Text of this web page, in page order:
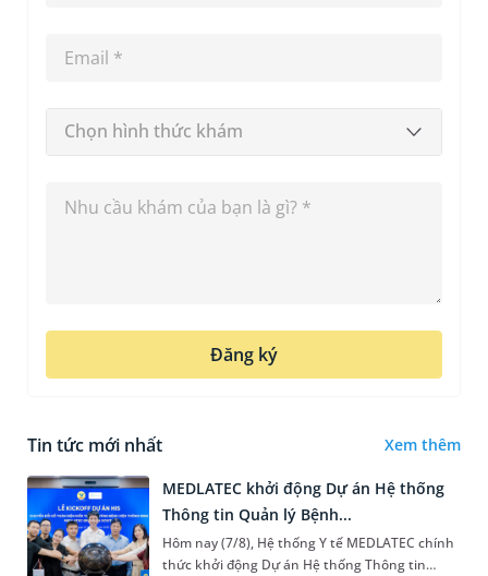
Chọn hình thức khám
Đăng ký
Tin tức mới nhất Xem thêm
MEDLATEC khởi động Dự án Hệ thống
Thông tin Quản lý Bệnh...
Hôm nay (7/8), Hệ thống Y tế MEDLATEC chính
thức khởi động Dự án Hệ thống Thông tin